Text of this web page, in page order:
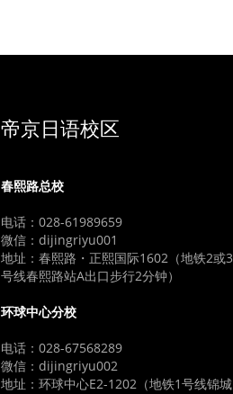
帝京日语校区
春熙路总校
电话：028-61989659
微信：dijingriyu001
地址：春熙路・正熙国际1602（地铁2或3
号线春熙路站A出口步行2分钟）
环球中心分校
电话：028-67568289
微信：dijingriyu002
地址：环球中心E2-1202（地铁1号线锦城